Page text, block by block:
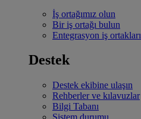
İş ortağımız olun
Bir iş ortağı bulun
Entegrasyon iş ortakları
Destek
Destek ekibine ulaşın
Rehberler ve kılavuzlar
Bilgi Tabanı